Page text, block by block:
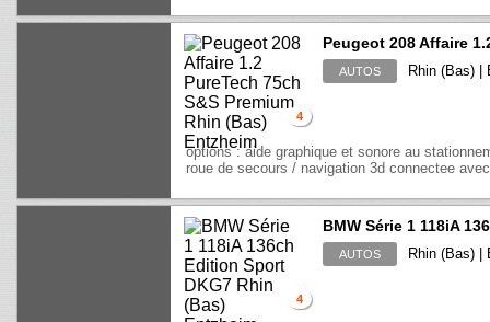
4
Peugeot 208 Affaire
AUTOS Rhin (Bas) |
options : aide graphique et sonore au
roue de secours / navigation 3d connectee
4
BMW Série 1 118iA
AUTOS Rhin (Bas) |